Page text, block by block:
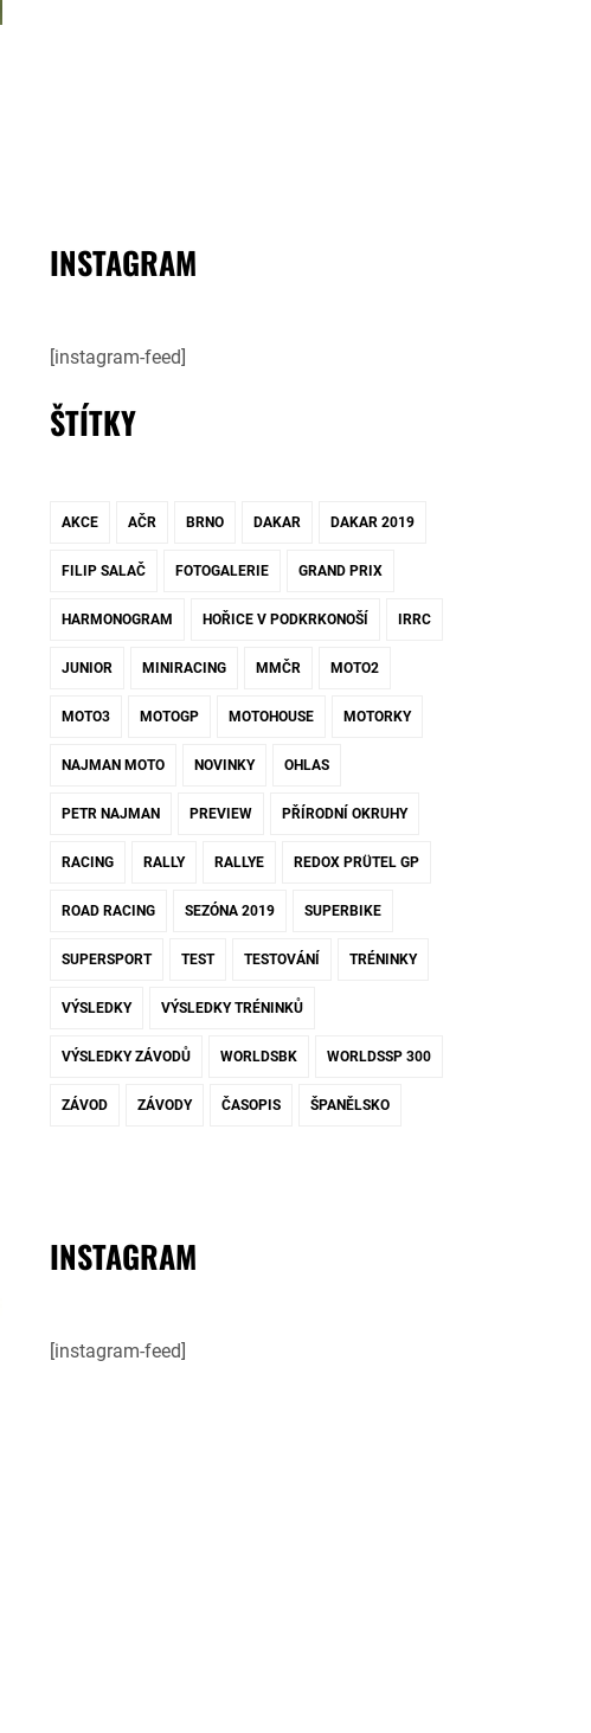
INSTAGRAM
[instagram-feed]
ŠTÍTKY
AKCE AČR BRNO DAKAR DAKAR 2019
FILIP SALAČ FOTOGALERIE GRAND PRIX
HARMONOGRAM HOŘICE V PODKRKONOŠÍ IRRC
JUNIOR MINIRACING MMČR MOTO2
MOTO3 MOTOGP MOTOHOUSE MOTORKY
NAJMAN MOTO NOVINKY OHLAS
PETR NAJMAN PREVIEW PŘÍRODNÍ OKRUHY
RACING RALLY RALLYE REDOX PRÜTEL GP
ROAD RACING SEZÓNA 2019 SUPERBIKE
SUPERSPORT TEST TESTOVÁNÍ TRÉNINKY
VÝSLEDKY VÝSLEDKY TRÉNINKŮ
VÝSLEDKY ZÁVODŮ WORLDSBK WORLDSSP 300
ZÁVOD ZÁVODY ČASOPIS ŠPANĚLSKO
INSTAGRAM
[instagram-feed]